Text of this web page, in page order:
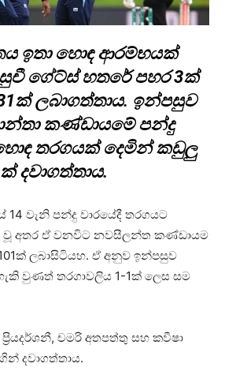
ඉතා හොඳ ආරම්භයක්
ගේට්ස් හතරේ පහර 3ක්
ලබාගත්තාය. ඉන්පසුව
කණ්ඩායමේ පන්දු
තරගයක් දෙමින් කඩුලු
දවාගත්තාය.
වැනි පන්දු වාරයේදී තරගයට
වූ අතර ඒ වනවිට නවසීලන්ත කණ්ඩායම
ලබාසිටියහ. ඒ අනුව ඉන්පසුව
වුණත් තරගාවලිය 1-1ක් ලෙස සම
චමරි අතපත්තු සහ කවීෂා
දවාගත්තාය.